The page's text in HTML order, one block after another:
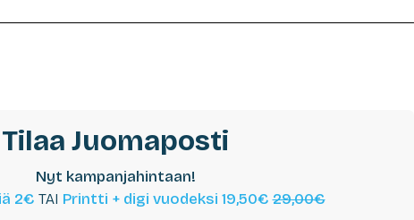
Tilaa Juomaposti
Nyt kampanjahintaan!
2€ TAI Printti + digi vuodeksi 19,50€29,00€